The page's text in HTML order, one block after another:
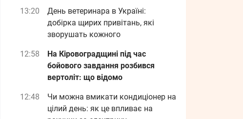
13:20
День ветеринара в Україні:
добірка щирих привітань, які
зворушать кожного
12:58
На Кіровоградщині під час
бойового завдання розбився
вертоліт: що відомо
12:48
Чи можна вмикати кондиціонер на
цілий день: як це впливає на